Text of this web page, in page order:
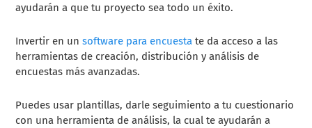
ayudarán a que tu proyecto sea todo un éxito.
Invertir en unsoftware para encuesta te da acceso a las
herramientas de creación, distribución y análisis de
encuestas más avanzadas.
Puedes usar plantillas, darle seguimiento a tu cuestionario
con una herramienta de análisis, la cual te ayudarán a